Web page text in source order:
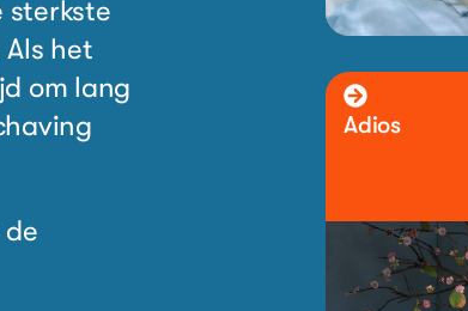
sterkste
het
om lang
Adios